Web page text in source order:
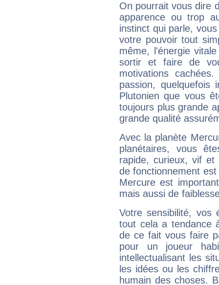
On pourrait vous dire
apparence ou trop
instinct qui parle,
votre pouvoir tout
même, l'énergie
sortir et faire de
motivations
passion, quelquefois
Plutonien que vous
toujours plus grande
grande qualité
Avec la planète
planétaires, vous
rapide, curieux, vif et
de fonctionnement
Mercure est
mais aussi de
Votre sensibilité,
tout cela a tendance
de ce fait vous faire
pour un joueur
intellectualisant les
les idées ou les
humain des choses.